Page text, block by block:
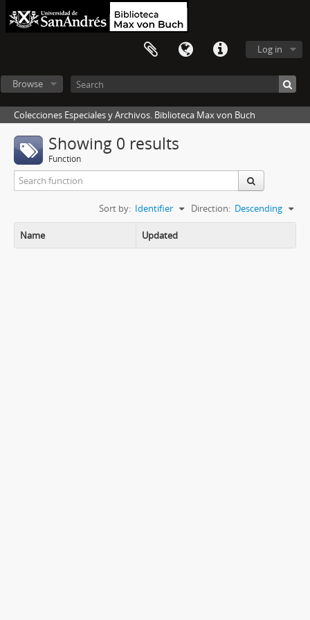
Log in
Browse
Colecciones Especiales y Archivos. Biblioteca Max von Buch
Showing 0 results
Function
Sort by: Identifier Direction: Descending
Name Updated